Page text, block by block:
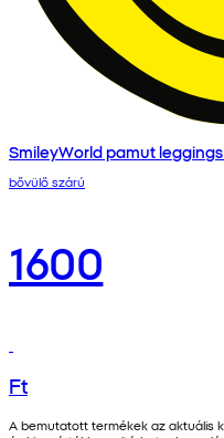
SmileyWorld pamut
bővülő szárú
1600
Ft
A bemutatott termékek az aktuális